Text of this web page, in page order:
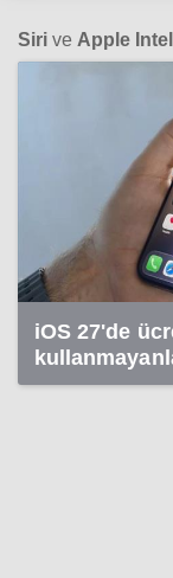
Siri ve Apple
iOS 27'de
sınırlaması